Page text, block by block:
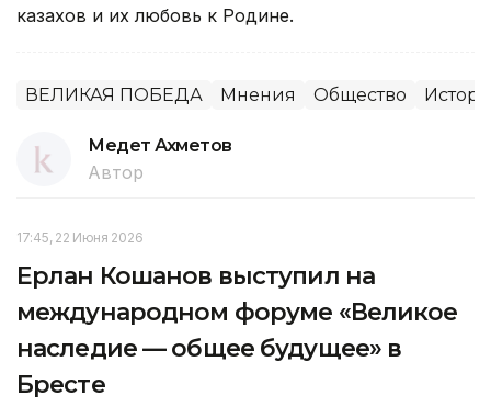
казахов и их любовь к Родине.
ВЕЛИКАЯ ПОБЕДА Мнения Общество
Медет Ахметов
Автор
17:45, 22 Июня 2026
Ерлан Кошанов выступил на
международном форуме «Великое
наследие — общее будущее» в
Бресте